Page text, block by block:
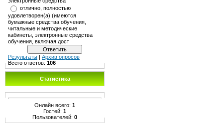
отлично, полностью
удовлетворен(а) (имеются
бумажные средства обучения,
читальные и методические
кабинеты, электронные средства
обучения, включая дост
Результаты | Архив опросов
Всего ответов: 106
Статистика
Онлайн всего: 1
Гостей: 1
Пользователей: 0